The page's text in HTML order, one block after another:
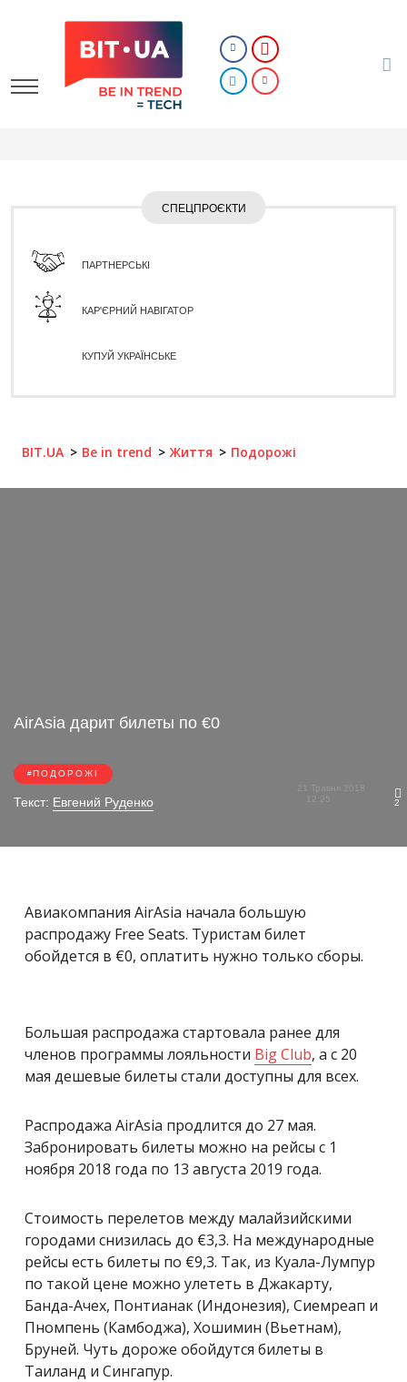
СПЕЦПРОЄКТИ
ПАРТНЕРСЬКІ
КАР'ЄРНИЙ НАВІГАТОР
КУПУЙ УКРАЇНСЬКЕ
BIT.UA Be in trend Життя Подорожі
AirAsia дарит билеты по €0
ПОДОРОЖІ
Текст: Евгений Руденко 2
Авиакомпания AirAsia начала большую
распродажу Free Seats. Туристам билет
обойдется в €0, оплатить нужно только сборы.
Большая распродажа стартовала ранее для
членов программы лояльности Big Club, а с 20
мая дешевые билеты стали доступны для всех.
Распродажа AirAsia продлится до 27 мая.
Забронировать билеты можно на рейсы с 1
ноября 2018 года по 13 августа 2019 года.
Стоимость перелетов между малайзийскими
городами снизилась до €3,3. На международные
рейсы есть билеты по €9,3. Так, из Куала-Лумпур
по такой цене можно улететь в Джакарту,
Банда-Ачех, Понтианак (Индонезия), Сиемреап и
Пномпень (Камбоджа), Хошимин (Вьетнам),
Бруней. Чуть дороже обойдутся билеты в
Таиланд и Сингапур.